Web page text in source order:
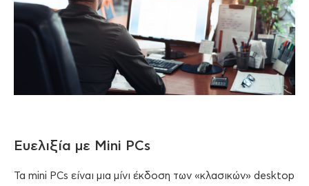
Ευελιξία με Mini PCs
Τα mini PCs είναι μια μίνι έκδοση των «κλασικών» desktop